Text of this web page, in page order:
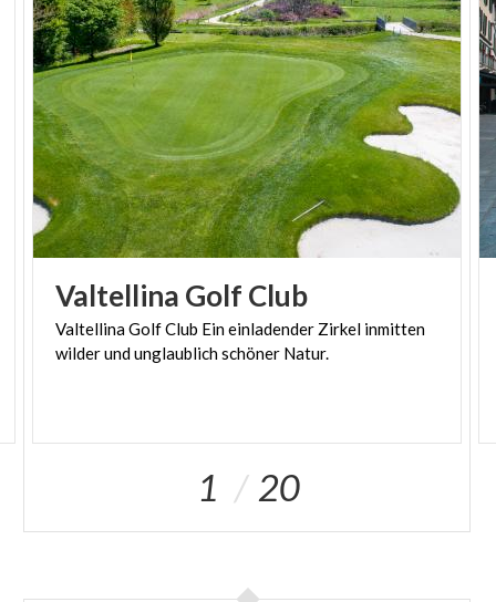
Quelle: Pfarrei Albosaggia
Valtellina Golf Club
ValtellinaGolfClub Eineinladender Zirkel inmitten
wilderundunglaublichschöner Natur.
1 20